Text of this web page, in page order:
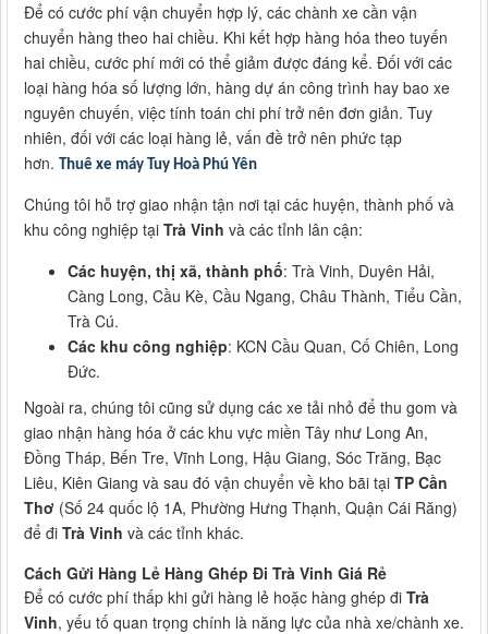
Để có cước phí vận chuyển hợp lý, các chành xe cần vận
chuyển hàng theo hai chiều. Khi kết hợp hàng hóa theo tuyến
hai chiều, cước phí mới có thể giảm được đáng kể. Đối với các
loại hàng hóa số lượng lớn, hàng dự án công trình hay bao xe
nguyên chuyến, việc tính toán chi phí trở nên đơn giản. Tuy
nhiên, đối với các loại hàng lẻ, vấn đề trở nên phức tạp
hơn. Thuê xe máy Tuy Hoà Phú Yên
Chúng tôi hỗ trợ giao nhận tận nơi tại các huyện, thành phố và
khu công nghiệp tại Trà Vinh và các tỉnh lân cận:
Các huyện, thị xã, thành phố: Trà Vinh, Duyên Hải,
Càng Long, Cầu Kè, Cầu Ngang, Châu Thành, Tiểu Cần,
Trà Cú.
Các khu công nghiệp: KCN Cầu Quan, Cố Chiên, Long
Đức.
Ngoài ra, chúng tôi cũng sử dụng các xe tải nhỏ để thu gom và
giao nhận hàng hóa ở các khu vực miền Tây như Long An,
Đồng Tháp, Bến Tre, Vĩnh Long, Hậu Giang, Sóc Trăng, Bạc
Liêu, Kiên Giang và sau đó vận chuyển về kho bãi tại TP Cần
Thơ (Số 24 quốc lộ 1A, Phường Hưng Thạnh, Quận Cái Răng)
để đi Trà Vinh và các tỉnh khác.
Cách Gửi Hàng Lẻ Hàng Ghép Đi Trà Vinh Giá Rẻ
Để có cước phí thấp khi gửi hàng lẻ hoặc hàng ghép đi Trà
Vinh, yếu tố quan trọng chính là năng lực của nhà xe/chành xe.